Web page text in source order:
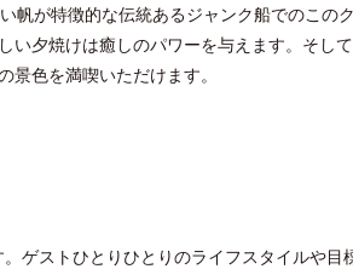
帆が特徴的な伝統あるジャンク船でのこの
い夕焼けは癒しのパワーを与えます。そし
色を満喫いただけます。
ゲストひとりひとりのライフスタイルや目